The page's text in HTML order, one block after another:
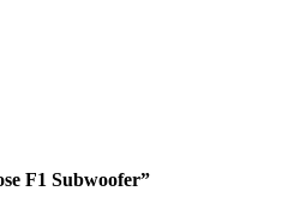
F1 Subwoofer”